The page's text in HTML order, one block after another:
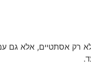
רק אסתטיים, אלא גם